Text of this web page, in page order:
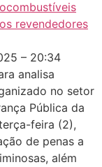
– 20:34
analisa
no setor
Pública da
feira (2),
de penas a
além